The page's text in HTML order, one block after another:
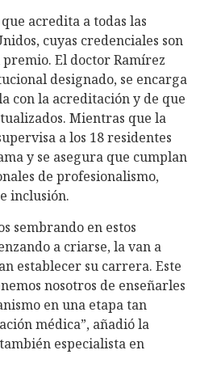
acredita a todas las
cuyas credenciales son
El doctor Ramírez
designado, se encarga
con la acreditación y de que
Mientras que la
a los 18 residentes
y se asegura que cumplan
de profesionalismo,
inclusión.
sembrando en estos
a criarse, la van a
establecer su carrera. Este
nosotros de enseñarles
en una etapa tan
médica”, añadió la
especialista en